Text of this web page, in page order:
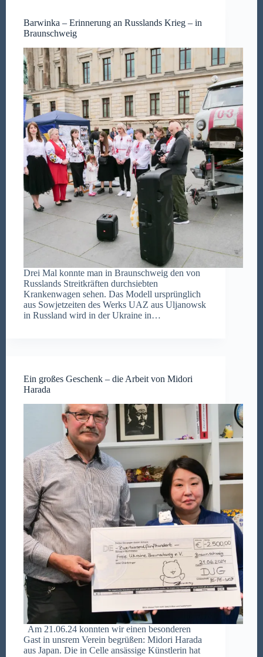
Barwinka – Erinnerung an Russlands Krieg – in
Braunschweig
Drei Mal konnte man in Braunschweig den von
Russlands Streitkräften durchsiebten
Krankenwagen sehen. Das Modell ursprünglich
aus Sowjetzeiten des Werks UAZ aus Uljanowsk
in Russland wird in der Ukraine in…
Ein großes Geschenk – die Arbeit von Midori
Harada
Am 21.06.24 konnten wir einen besonderen
Gast in unsrem Verein begrüßen: Midori Harada
aus Japan. Die in Celle ansässige Künstlerin hat